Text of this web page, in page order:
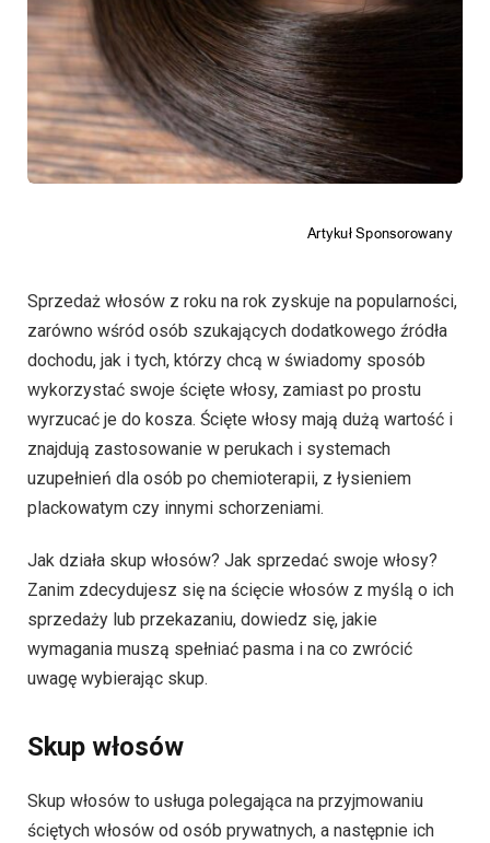
Sprzedaż włosów z roku na rok zyskuje na popularności,
zarówno wśród osób szukających dodatkowego źródła
dochodu, jak i tych, którzy chcą w świadomy sposób
wykorzystać swoje ścięte włosy, zamiast po prostu
wyrzucać je do kosza. Ścięte włosy mają dużą wartość i
znajdują zastosowanie w perukach i systemach
uzupełnień dla osób po chemioterapii, z łysieniem
plackowatym czy innymi schorzeniami.
Jak działa skup włosów? Jak sprzedać swoje włosy?
Zanim zdecydujesz się na ścięcie włosów z myślą o ich
sprzedaży lub przekazaniu, dowiedz się, jakie
wymagania muszą spełniać pasma i na co zwrócić
uwagę wybierając skup.
Skup włosów
Skup włosów to usługa polegająca na przyjmowaniu
ściętych włosów od osób prywatnych, a następnie ich